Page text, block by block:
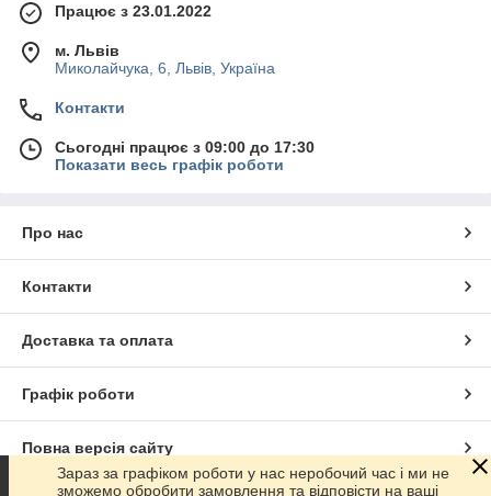
Працює з 23.01.2022
м. Львів
Миколайчука, 6, Львів, Україна
Контакти
Сьогодні працює з 09:00 до 17:30
Показати весь графік роботи
Про нас
Контакти
Доставка та оплата
Графік роботи
Повна версія сайту
Зараз за графіком роботи у нас неробочий час і ми не
зможемо обробити замовлення та відповісти на ваші